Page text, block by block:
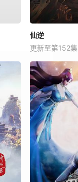
仙逆
更新至第152集